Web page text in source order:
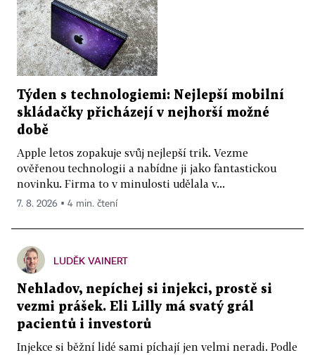
Týden s technologiemi: Nejlepší mobilní
skládačky přicházejí v nejhorší možné
době
Apple letos zopakuje svůj nejlepší trik. Vezme
ověřenou technologii a nabídne ji jako fantastickou
novinku. Firma to v minulosti udělala v...
7. 8. 2026 ▪ 4 min. čtení
LUDĚK VAINERT
Nehladov, nepíchej si injekci, prostě si
vezmi prášek. Eli Lilly má svatý grál
pacientů i investorů
Injekce si běžní lidé sami píchají jen velmi neradi. Podle